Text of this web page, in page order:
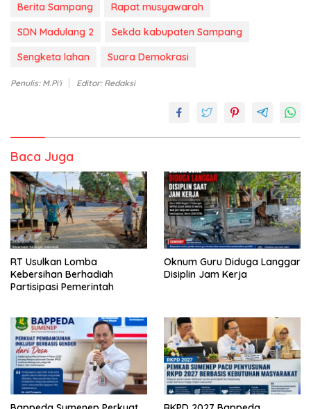
Berita Sampang
Rapat musyawarah
SDN Madulang 2
Sekda kabupaten Sampang
Sengketa lahan
Suara Demokrasi
Penulis: M.Pi'i Editor: Redaksi
Baca Juga
RT Usulkan Lomba
Kebersihan Berhadiah
Partisipasi Pemerintah
Oknum Guru Diduga Langgar
Disiplin Jam Kerja